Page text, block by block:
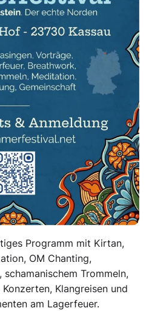
Hof · Kassau
voller Musik, Bhakti,
an einem Ort zum
Verbinden.
euch herzlich zu einem
dem wunderschönen
ein. Umgeben von
gestalteter Raum für
gemeinsames Erleben –
von Herkunft
Programm mit Kirtan,
OM Chanting,
Trommeln,
Klangreisen und
am Lagerfeuer.